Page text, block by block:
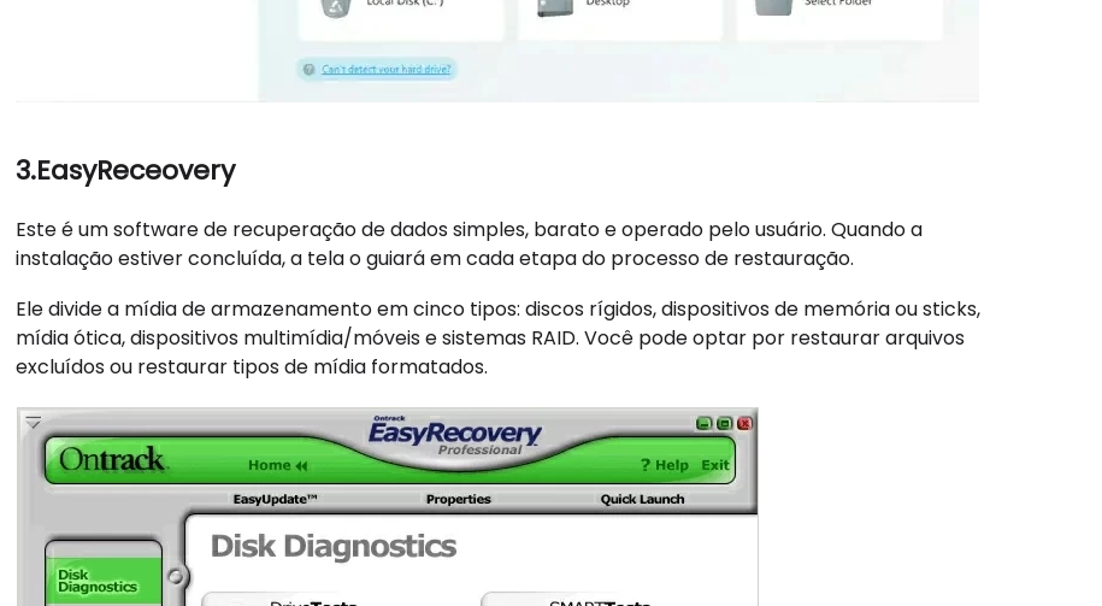
3.EasyReceovery
Este é um software de recuperação de dados simples, barato e operado pelo usuário. Quando a
instalação estiver concluída, a tela o guiará em cada etapa do processo de restauração.
Ele divide a mídia de armazenamento em cinco tipos: discos rígidos, dispositivos de memória ou sticks,
mídia ótica, dispositivos multimídia/móveis e sistemas RAID. Você pode optar por restaurar arquivos
excluídos ou restaurar tipos de mídia formatados.